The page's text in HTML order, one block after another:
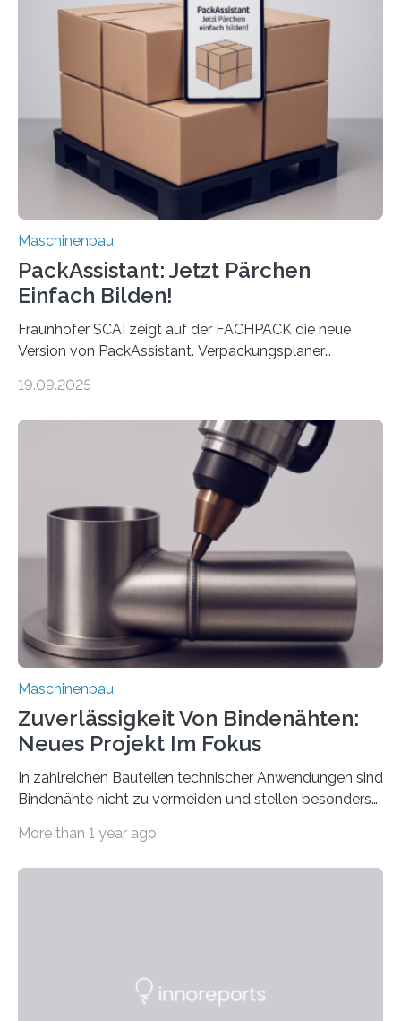
anderen Maschinen übertragen. Eine Falzmaschine
umzurüsten ist ein Job für echte Profis. Eine solche
Maschine faltet in Druckereien Broschüren, Prospekte,
Landkarten und vieles mehr – mehrere Zehntausend
Exemplare pro Stunde. Je nach Maschinentyp und
Auftrag kann das Umrüsten…
Maschinenbau
PackAssistant: Jetzt Pärchen
Einfach Bilden!
Fraunhofer SCAI zeigt auf der FACHPACK die neue
Version von PackAssistant. Verpackungsplaner
Automobil, Maschinenbau und in der Zulieferindustrie.
Teile als eine Einheit verpacken. Die Anordnung kann
der Benutzer vorgeben und erhält so mehr Kontrolle
über die Positionierung der Bauteile. Die ebenfalls neue
Automatisierungsschnittstelle dient dazu, die Software
besser in spezifische Unternehmensprozesse
einzubinden. Sankt Augustin – Zur Messe FACHPACK
vom 23. bis 25. September in Nürnberg…
19.09.2025
Maschinenbau
Zuverlässigkeit Von Bindenähten:
Neues Projekt Im Fokus
In zahlreichen Bauteilen technischer Anwendungen sind
Bindenähte nicht zu vermeiden und stellen besonders
Matrixmaterials eine große Herausforderung dar.
Durch den verstärkten Einsatz von Rezyklaten
More than 1 year ago